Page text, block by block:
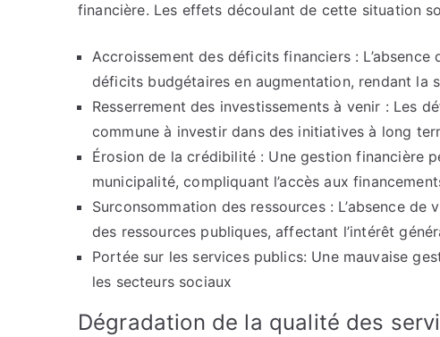
financière. Les effets découlant de cette situation
Accroissement des déficits financiers :
déficits budgétaires en augmentation, rendant la
Resserrement des investissements à venir : Les
commune à investir dans des initiatives à long
Érosion de la crédibilité : Une gestion financière
municipalité, compliquant l’accès aux
Surconsommation des ressources : L’absence
des ressources publiques, affectant l’intérêt
Portée sur les services publics: Une mauvaise
les secteurs sociaux
Dégradation de la qualité des